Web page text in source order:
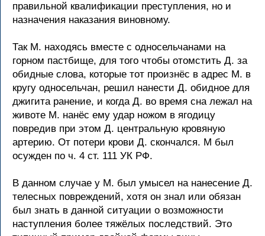
правильной квалификации преступления, но и
назначения наказания виновному.
Так М. находясь вместе с односельчанами на
горном пастбище, для того чтобы отомстить Д. за
обидные слова, которые тот произнёс в адрес М. в
кругу односельчан, решил нанести Д. обидное для
джигита ранение, и когда Д. во время сна лежал на
животе М. нанёс ему удар ножом в ягодицу
повредив при этом Д. центральную кровяную
артерию. От потери крови Д. скончался. М был
осужден по ч. 4 ст. 111 УК РФ.
В данном случае у М. был умысел на нанесение Д.
телесных повреждений, хотя он знал или обязан
был знать в данной ситуации о возможности
наступления более тяжёлых последствий. Это